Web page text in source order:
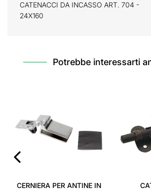
CATENACCI DA INCASSO ART. 704 -
24X160
Potrebbe interessarti
CERNIERA PER ANTINE IN